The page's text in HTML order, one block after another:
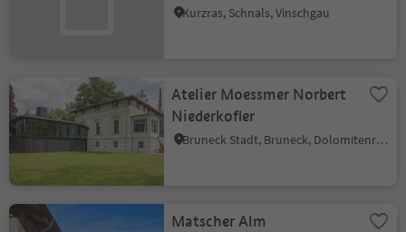
Kurzras, Schnals, Vinschgau
Atelier Moessmer Norbert
Niederkofler
Bruneck Stadt, Bruneck, Dolomitenregion Kronplatz
Matscher Alm